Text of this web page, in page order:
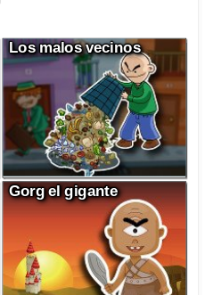
Los malos vecinos
Gorg el gigante